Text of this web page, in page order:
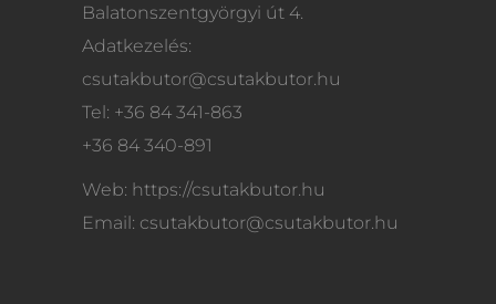
Balatonszentgyörgyi út 4.
Adatkezelés:
csutakbutor@csutakbutor.hu
Tel: +36 84 341-863
+36 84 340-891
Web: https://csutakbutor.hu
Email: csutakbutor@csutakbutor.hu